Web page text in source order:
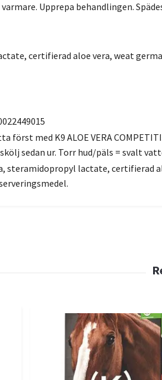
Upprepa behandlingen.
certifierad aloe vera, weat
först med K9 ALOE VERA
sedan ur. Torr hud/päls = svalt
steramidopropyl lactate, certifierad